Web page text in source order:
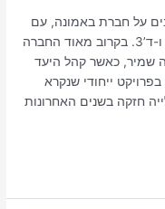
על חברת באמונה, עם
שני פרויקטים מוכרים: שערי בית שמש ד’2 ו-ד’3. בקרוב מאוד החברה
שמיר, כאשר קהל היעד
ייחודי שנקרא
חזקה בשנים האחרונות